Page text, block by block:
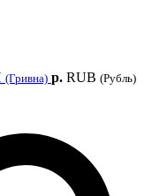
(Гривна) р. RUB (Рубль)